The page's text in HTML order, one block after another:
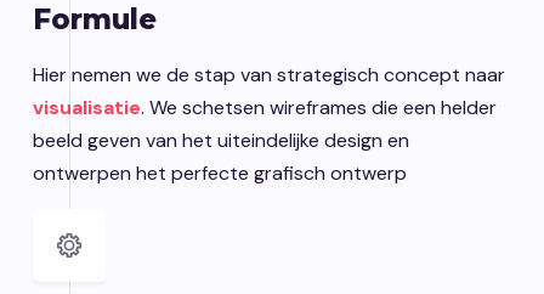
Formule
Hier nemen we de stap van strategisch concept naar
visualisatie. We schetsen wireframes die een helder
beeld geven van het uiteindelijke design en
ontwerpen het perfecte grafisch ontwerp